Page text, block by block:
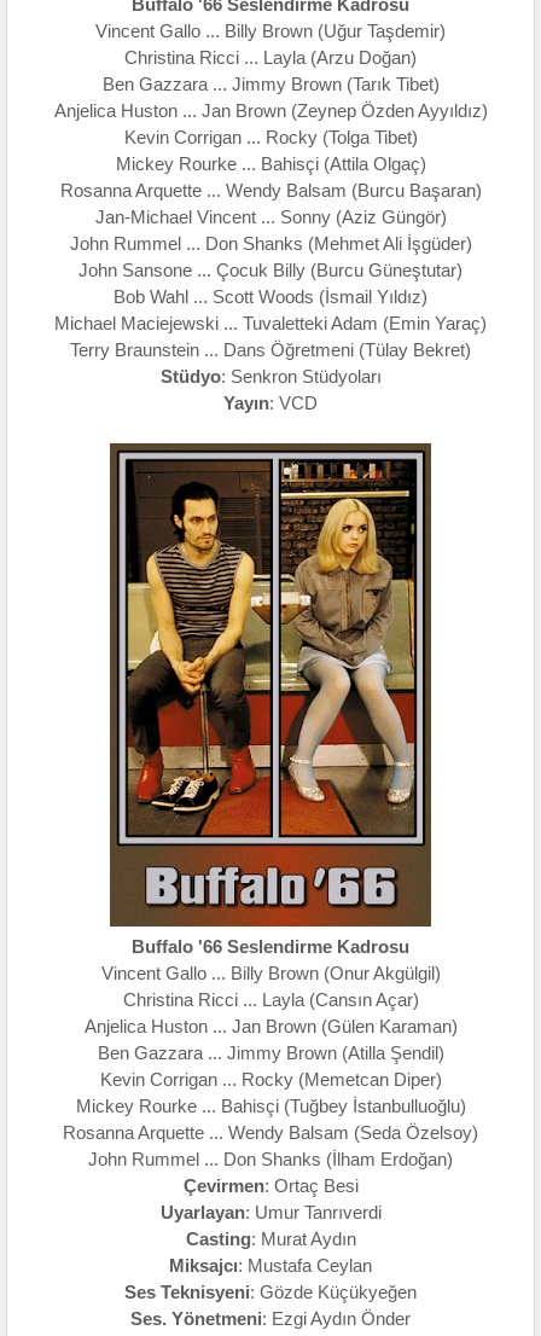
Buffalo '66 Seslendirme Kadrosu
Vincent Gallo ... Billy Brown (Uğur Taşdemir)
Christina Ricci ... Layla (Arzu Doğan)
Ben Gazzara ... Jimmy Brown (Tarık Tibet)
Anjelica Huston ... Jan Brown (Zeynep Özden Ayyıldız)
Kevin Corrigan ... Rocky (Tolga Tibet)
Mickey Rourke ... Bahisçi (Attila Olgaç)
Rosanna Arquette ... Wendy Balsam (Burcu Başaran)
Jan-Michael Vincent ... Sonny (Aziz Güngör)
John Rummel ... Don Shanks (Mehmet Ali İşgüder)
John Sansone ... Çocuk Billy (Burcu Güneştutar)
Bob Wahl ... Scott Woods (İsmail Yıldız)
Michael Maciejewski ... Tuvaletteki Adam (Emin Yaraç)
Terry Braunstein ... Dans Öğretmeni (Tülay Bekret)
Stüdyo: Senkron Stüdyoları
Yayın: VCD
Buffalo '66 Seslendirme Kadrosu
Vincent Gallo ... Billy Brown (Onur Akgülgil)
Christina Ricci ... Layla (Cansın Açar)
Anjelica Huston ... Jan Brown (Gülen Karaman)
Ben Gazzara ... Jimmy Brown (Atilla Şendil)
Kevin Corrigan ... Rocky (Memetcan Diper)
Mickey Rourke ... Bahisçi (Tuğbey İstanbulluoğlu)
Rosanna Arquette ... Wendy Balsam (Seda Özelsoy)
John Rummel ... Don Shanks (İlham Erdoğan)
Çevirmen: Ortaç Besi
Uyarlayan: Umur Tanrıverdi
Casting: Murat Aydın
Miksajcı: Mustafa Ceylan
Ses Teknisyeni: Gözde Küçükyeğen
Ses. Yönetmeni: Ezgi Aydın Önder